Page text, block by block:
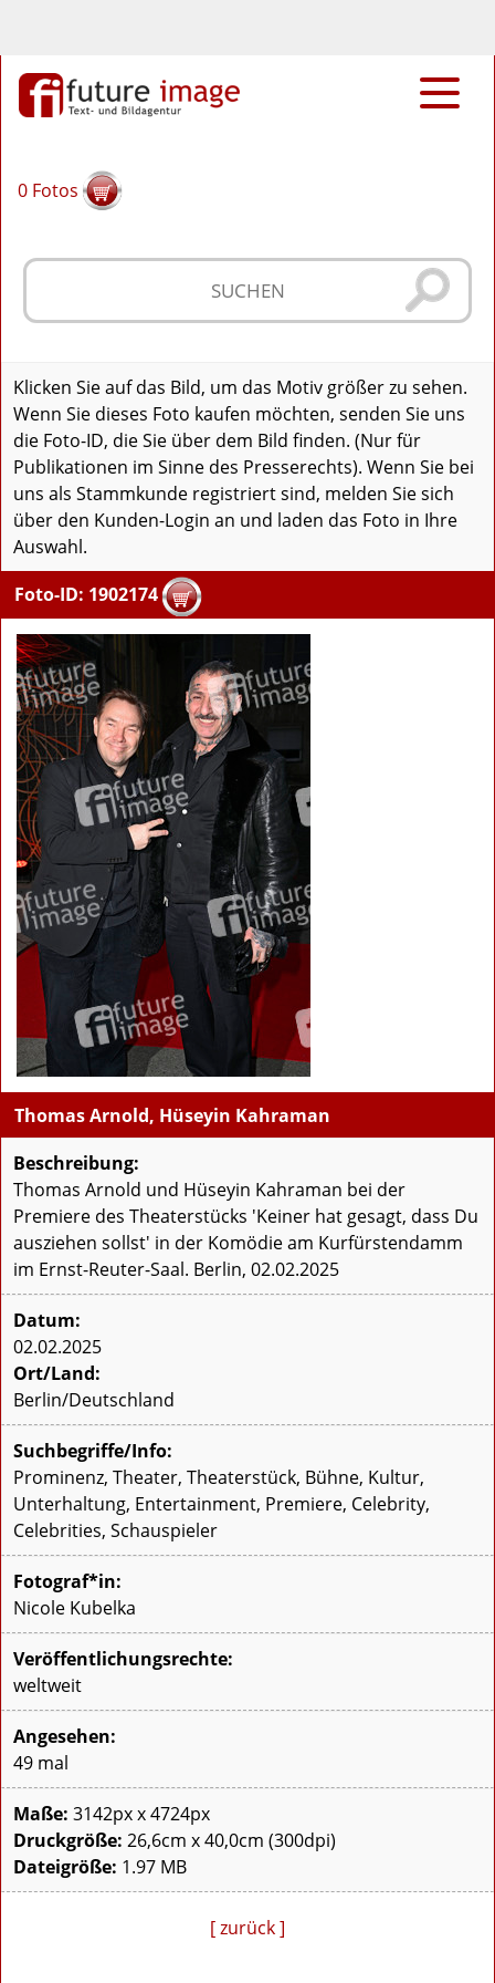
0 Fotos
Klicken Sie auf das Bild, um das Motiv größer zu sehen.
Wenn Sie dieses Foto kaufen möchten, senden Sie uns
die Foto-ID, die Sie über dem Bild finden. (Nur für
Publikationen im Sinne des Presserechts). Wenn Sie bei
uns als Stammkunde registriert sind, melden Sie sich
über den Kunden-Login an und laden das Foto in Ihre
Auswahl.
Foto-ID: 1902174
Thomas Arnold, Hüseyin Kahraman
Beschreibung:
Thomas Arnold und Hüseyin Kahraman bei der
Premiere des Theaterstücks 'Keiner hat gesagt, dass Du
ausziehen sollst' in der Komödie am Kurfürstendamm
im Ernst-Reuter-Saal. Berlin, 02.02.2025
Datum:
02.02.2025
Ort/Land:
Berlin/Deutschland
Suchbegriffe/Info:
Prominenz, Theater, Theaterstück, Bühne, Kultur,
Unterhaltung, Entertainment, Premiere, Celebrity,
Celebrities, Schauspieler
Fotograf*in:
Nicole Kubelka
Veröffentlichungsrechte:
weltweit
Angesehen:
49 mal
Maße: 3142px x 4724px
Druckgröße: 26,6cm x 40,0cm (300dpi)
Dateigröße: 1.97 MB
[ zurück ]